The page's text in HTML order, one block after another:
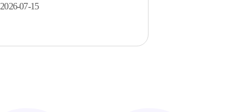
2026-07-15